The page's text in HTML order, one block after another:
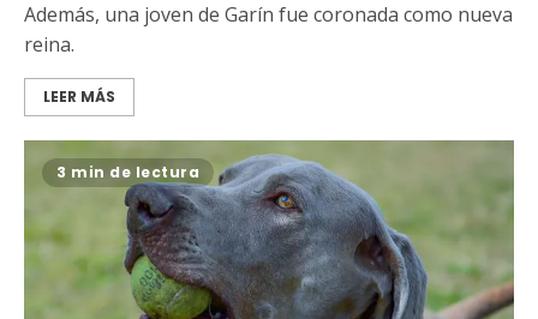
Además, una joven de Garín fue coronada como nueva
reina.
LEER MÁS
3 min de lectura